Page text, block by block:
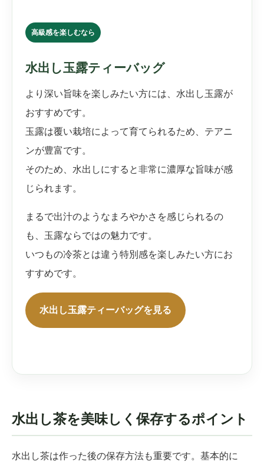
高級感を楽しむなら
水出し玉露ティーバッグ
より深い旨味を楽しみたい方には、水出し玉露が
おすすめです。
玉露は覆い栽培によって育てられるため、テアニ
ンが豊富です。
そのため、水出しにすると非常に濃厚な旨味が感
じられます。
まるで出汁のようなまろやかさを感じられるの
も、玉露ならではの魅力です。
いつもの冷茶とは違う特別感を楽しみたい方にお
すすめです。
水出し玉露ティーバッグを見る
水出し茶を美味しく保存するポイント
水出し茶は作った後の保存方法も重要です。基本的に